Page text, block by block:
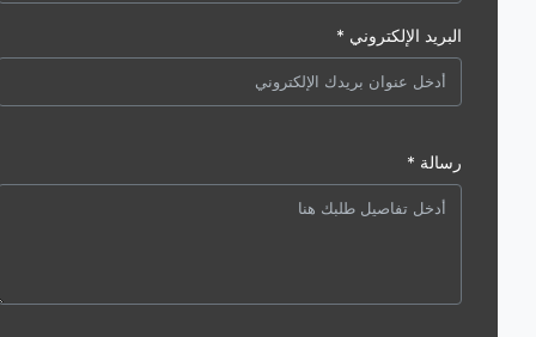
البريد الإلكتروني *
رسالة *